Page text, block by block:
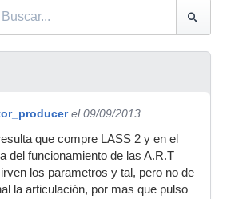
el 09/09/2013
que compre LASS 2 y en el
del funcionamiento de las A.R.T
los parametros y tal, pero no de
la articulación, por mas que pulso